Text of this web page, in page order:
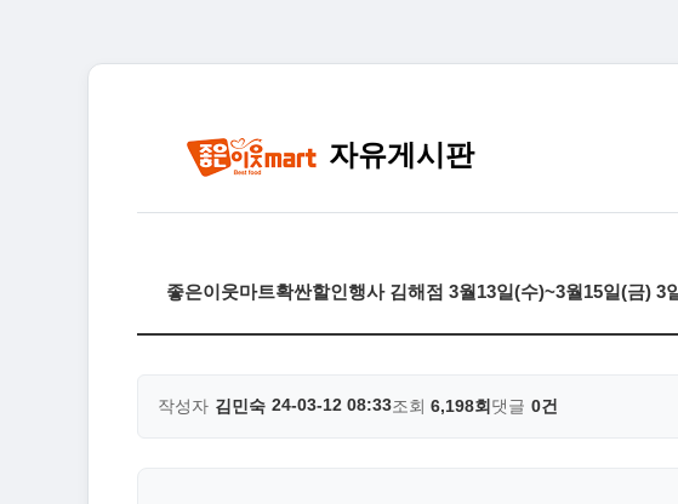
자유게시판
좋은이웃마트확싼할인행사 김해점 3월13일(수)~3월15일(금) 3
작성자 김민숙 24-03-12 08:33조회 6,198회 댓글 0건